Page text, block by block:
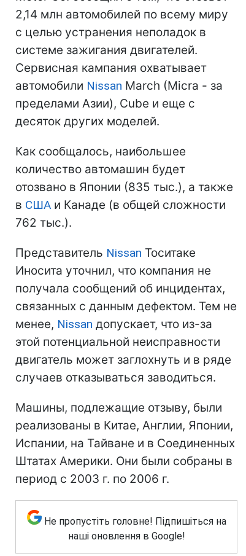
2,14 млн автомобилей по всему миру
с целью устранения неполадок в
системе зажигания двигателей.
Сервисная кампания охватывает
автомобили Nissan March (Micra - за
пределами Азии), Cube и еще с
десяток других моделей.
Как сообщалось, наибольшее
количество автомашин будет
отозвано в Японии (835 тыс.), а также
в США и Канаде (в общей сложности
762 тыс.).
Представитель Nissan Тоситаке
Иносита уточнил, что компания не
получала сообщений об инцидентах,
связанных с данным дефектом. Тем не
менее, Nissan допускает, что из-за
этой потенциальной неисправности
двигатель может заглохнуть и в ряде
случаев отказываться заводиться.
Машины, подлежащие отзыву, были
реализованы в Китае, Англии, Японии,
Испании, на Тайване и в Соединенных
Штатах Америки. Они были собраны в
период с 2003 г. по 2006 г.
Не пропустіть головне! Підпишіться на
наші оновлення в Google!